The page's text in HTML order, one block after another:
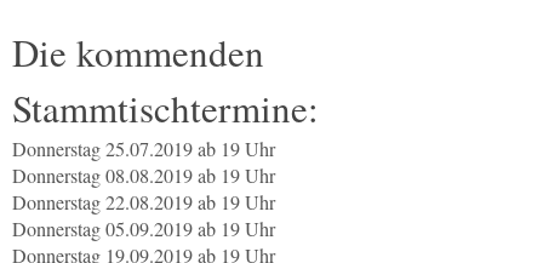
Die kommenden
Stammtischtermine:
Donnerstag 25.07.2019 ab 19 Uhr
Donnerstag 08.08.2019 ab 19 Uhr
Donnerstag 22.08.2019 ab 19 Uhr
Donnerstag 05.09.2019 ab 19 Uhr
Donnerstag 19.09.2019 ab 19 Uhr